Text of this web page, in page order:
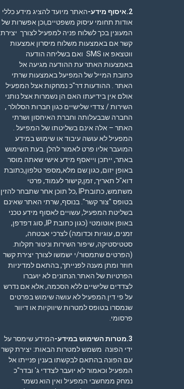
2.איסוף מידע-
האתר מיועד להציג מידע כללי
אודות תחומי עיסוק משפטיים,וכן אפשרות של
המעונין בכך לשלוח פניה למפעיל לצורך יצירת
קשר אם באמצעות משלוח מיסרון אמצעות
ווטצאפ או SMS ואם בשליחה הודעה
באמצעות האתר עת ההודעה מגיעה אל
כתובת המייל של המפיעל באמצעות שרתי
האתר . ההודעות דר"כ נמחקות אצל המפעיל
אולם אין בידיעתו האם הן נשמרות אצל נותני
השירות / צדדי שלישיים כגון חברות הסלולר ,
החברה שבבעלותה וחברת האיחסון ושרתי
האתר – אלה אינם בשליטתו של המפיעל .
המפעיל לא עושה עיבוד או שימוש במידע
המועבר אליו פרט לאמור להלן .בעת השימוש
באתר, ייתכן וייאסף מידע אישי שאתה מוסר
באופן יזום, כגון:שם מלא,מספר טלפון,כתובת
דוא"ל תאריך, זמן,קישור לעמוד, פרטי
משתמש, כתובתIP ,כל תוכן אחר שתבחר להזין
בטופס "צור קשר". בנוסף, שרתי האתר שאינם
בשליטת המפעיל, עשויים לאסוף מידע טכני
באופן אוטומטי (כגון כתובת IP, סוג דפדפן,
זמנים, עוגיות וכדומה) לצרכי אבטחה,
סטטיסטיקה, שיפור השירות וניטור תקלות.
(הפרטים שתמסור/י ישמשו לצורך יצירת קשר
חוזר ומתן מענה לפנייתך, בהתאם למדיניות
הפרטיותשל האתר.הנתונים לא יועברו
לצדדים שלישיים ללא הסכמה, אלא אם נדרש
על פי דין.המפעיל לא עושה שימוש בפרטים
שנמסרו בטופס למטרות שיווקיות או דיוור
פרסומי.
3.מטרות השימוש במידע-
המידע שימסר על
ידי הפונה משמש למטרות הבאות: יצירת קשר
עם הפונה בהתאם לבקשתו בענין פנייתו אל
המפעיל וכאמור לא יועבר לצדדי ג' ובדר"כ
נמחק ממחשבי המפעיל ואין הוא נשמר